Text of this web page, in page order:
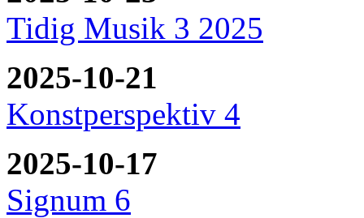
Tidig Musik 3 2025
2025-10-21
Konstperspektiv 4
2025-10-17
Signum 6